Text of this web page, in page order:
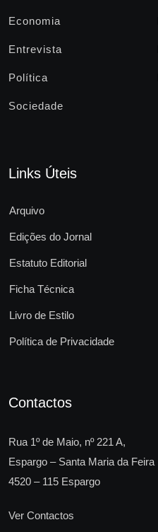
Economia
Entrevista
Política
Sociedade
Links Úteis
Arquivo
Edições do Jornal
Estatuto Editorial
Ficha Técnica
Livro de Estilo
Política de Privacidade
Contactos
Rua 1º de Maio, nº 221 A,
Espargo – Santa Maria da Feira
4520 – 115 Espargo
Ver Contactos